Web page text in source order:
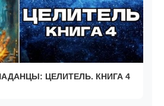
ЦЕЛИТЕЛЬ. КНИГА 4